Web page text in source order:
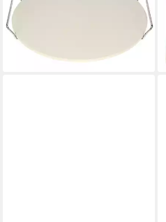
Keramik
-21%
lieferbar in 3 Wochen